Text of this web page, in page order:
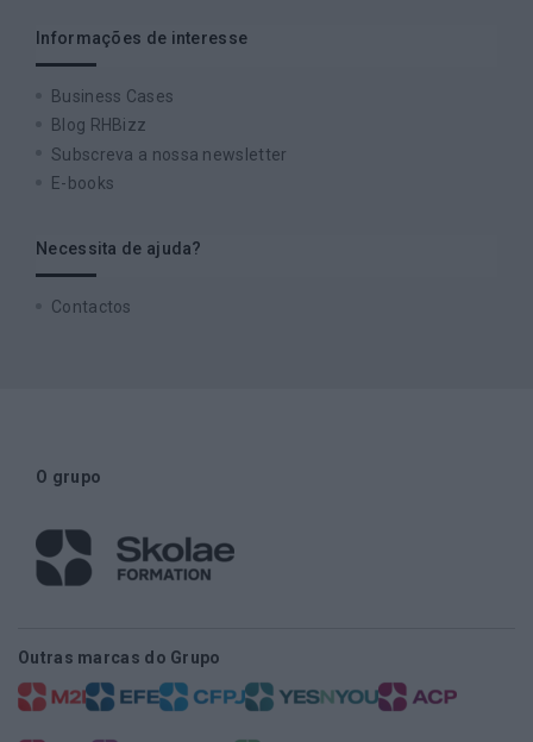
Informações de interesse
Business Cases
Blog RHBizz
Subscreva a nossa newsletter
E-books
Necessita de ajuda?
Contactos
O grupo
Outras marcas do Grupo